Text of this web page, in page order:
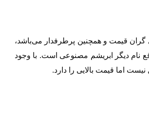
گران قیمت و همچنین پرطرفدار می‌باشد،
نام دیگر ابریشم مصنوعی است. با وجود
نیست اما قیمت بالایی را دارد.